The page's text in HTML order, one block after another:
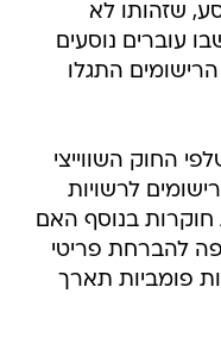
שזהותו לא
עוברים נוסעים
התגלו
החוק השווייצי
לרשויות
חוקרות בנוסף האם
להברחת פריטי
פומביות תארך